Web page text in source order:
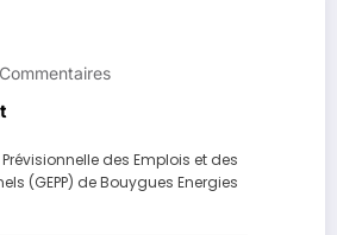
des Emplois et des
(GEPP) de Bouygues Energies